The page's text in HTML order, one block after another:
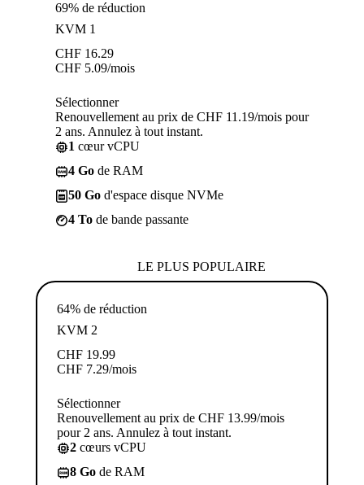
69% de réduction
KVM 1
CHF 16.29
CHF 5.09/mois
Sélectionner
Renouvellement au prix de CHF 11.19/mois pour
2 ans. Annulez à tout instant.
1 cœur vCPU
4 Go de RAM
50 Go d'espace disque NVMe
4 To de bande passante
LE PLUS POPULAIRE
64% de réduction
KVM 2
CHF 19.99
CHF 7.29/mois
Sélectionner
Renouvellement au prix de CHF 13.99/mois
pour 2 ans. Annulez à tout instant.
2 cœurs vCPU
8 Go de RAM